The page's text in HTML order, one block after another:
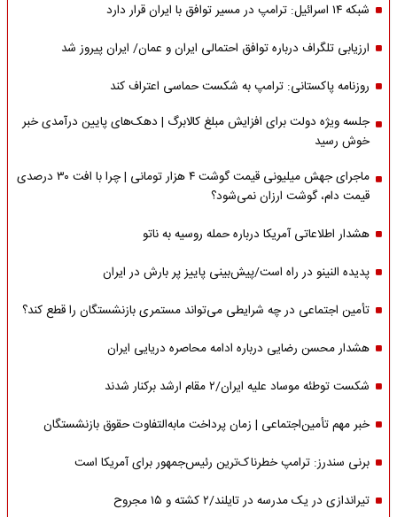
شبکه ۱۴ اسرائیل: ترامپ در مسیر توافق با ایران قرار دارد
ارزیابی تلگراف درباره توافق احتمالی ایران و عمان/ ایران پیروز شد
روزنامه پاکستانی: ترامپ به شکست حماسی اعتراف کند
جلسه ویژه دولت برای افزایش مبلغ کالابرگ | دهک‌های پایین درآمدی خبر
خوش رسید
ماجرای جهش میلیونی قیمت گوشت ۴ هزار تومانی | چرا با افت ۳۰ درصدی
قیمت دام، گوشت ارزان نمی‌شود؟
هشدار اطلاعاتی آمریکا درباره حمله روسیه به ناتو
پدیده النینو در راه است/پیش‌بینی پاییز پر بارش در ایران
تأمین اجتماعی در چه شرایطی می‌تواند مستمری بازنشستگان را قطع کند؟
هشدار محسن رضایی درباره ادامه محاصره دریایی ایران
شکست توطئه موساد علیه ایران/۲ مقام‌ ارشد برکنار شدند
خبر مهم تأمین‌اجتماعی | زمان پرداخت مابه‌التفاوت حقوق بازنشستگان
برنی سندرز: ترامپ خطرناک‌ترین رئیس‌جمهور برای آمریکا است
تیراندازی در یک مدرسه در تایلند/۲ کشته و ۱۵ مجروح